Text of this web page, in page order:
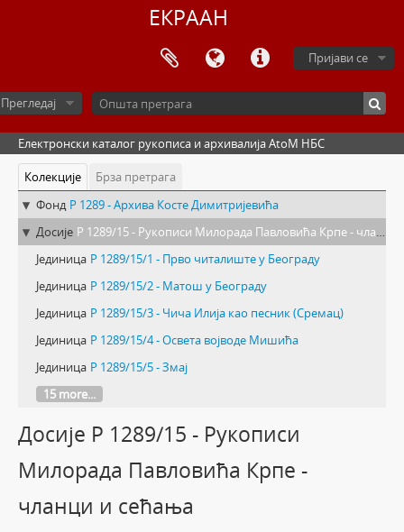
ЕКРААН
Пријави се
Прегледај
Електронски каталог рукописа и архивалија AtoM НБС
Колекције
Брза претрага
Фонд Р 1289 - Архива Косте Димитријевића
Досије Р 1289/15 - Рукописи Милорада Павловића Крпе - чланци и сећања
Јединица Р 1289/15/1 - Прво читалиште у Београду
Јединица Р 1289/15/2 - Матош у Београду
Јединица Р 1289/15/3 - Чича Илија као песник (Сремац)
Јединица Р 1289/15/4 - Освета војводе Мишића
Јединица Р 1289/15/5 - Змај
15 more...
Досије Р 1289/15 - Рукописи
Милорада Павловића Крпе -
чланци и сећања